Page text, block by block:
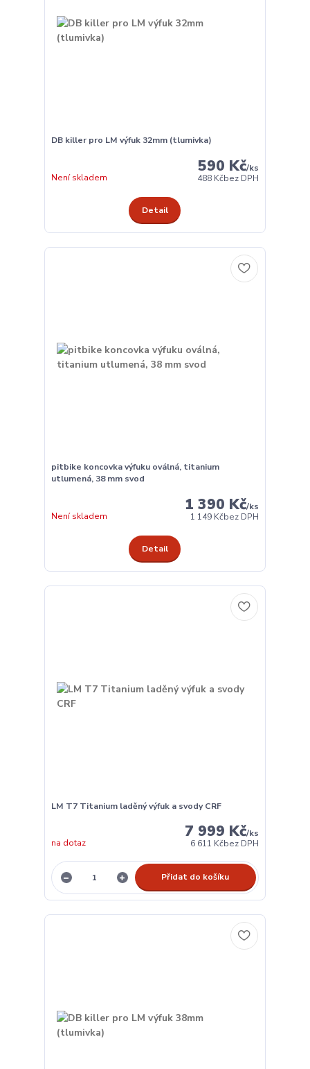
DB killer pro LM výfuk 32mm (tlumivka)
590 Kč/ks
488 Kčbez DPH
Není skladem
Detail
pitbike koncovka výfuku oválná, titanium
utlumená, 38 mm svod
1 390 Kč/ks
1 149 Kčbez DPH
Není skladem
Detail
LM T7 Titanium laděný výfuk a svody CRF
7 999 Kč/ks
6 611 Kčbez DPH
na dotaz
Přidat do košíku